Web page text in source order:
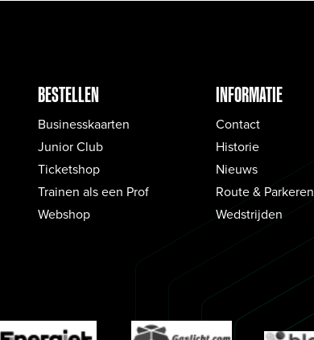
BESTELLEN
Businesskaarten
Junior Club
Ticketshop
Trainen als een Prof
Webshop
INFORMATIE
Contact
Historie
Nieuws
Route & Parkeren
Wedstrijden